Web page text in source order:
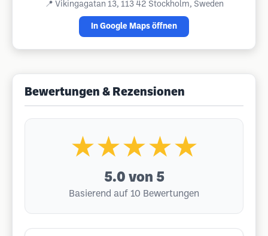
📍 Vikingagatan 13, 113 42 Stockholm, Sweden
In Google Maps öffnen
Bewertungen & Rezensionen
★★★★★
5.0 von 5
Basierend auf 10 Bewertungen